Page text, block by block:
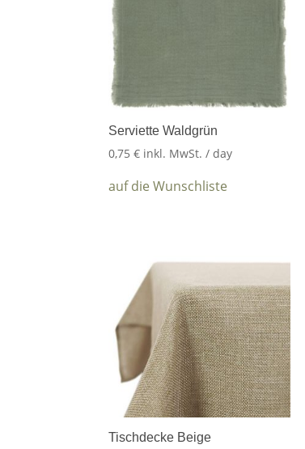
Serviette Waldgrün
0,75€ inkl. MwSt. / day
auf die Wunschliste
Tischdecke Beige